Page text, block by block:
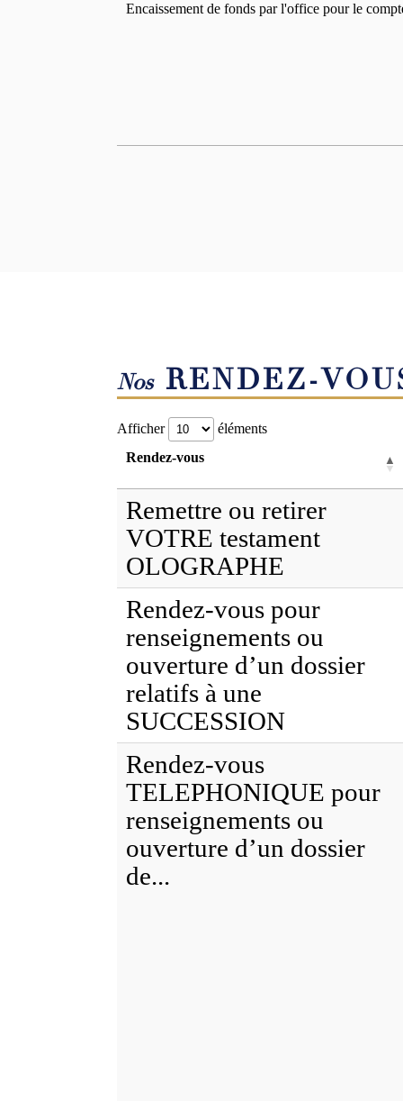
Encaissement de fonds par l'office pour le
Nos RENDEZ-
Afficher
éléments
Rendez-vous
Remettre ou retirer
VOTRE testament
OLOGRAPHE
Rendez-vous pour
renseignements ou
ouverture d’un dossier
relatifs à une
SUCCESSION
Rendez-vous
TELEPHONIQUE pour
renseignements ou
ouverture d’un dossier
de...